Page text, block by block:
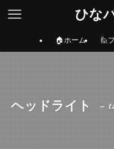
ひな
🏠ホーム 🙋
ヘッドライト –